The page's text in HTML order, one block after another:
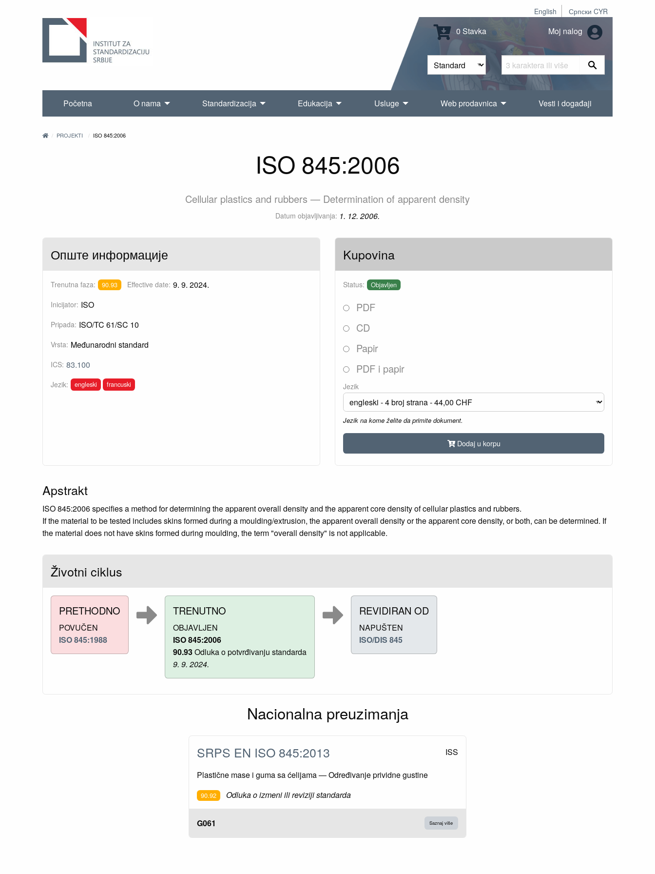
English Српски CYR
0 Stavka Moj nalog
Početna O nama Standardizacija Edukacija Usluge Web prodavnica Vesti i događaji
PROJEKTI ISO 845:2006
ISO 845:2006
Cellular plastics and rubbers — Determination of apparent density
Datum objavljivanja: 1. 12. 2006.
Опште информације
Trenutna faza: 90.93 Effective date: 9. 9. 2024.
Inicijator: ISO
Pripada: ISO/TC 61/SC 10
Vrsta: Međunarodni standard
ICS: 83.100
Jezik: engleski francuski
Kupovina
Status: Objavljen
PDF
CD
Papir
PDF i papir
Jezik
Jezik na kome želite da primite dokument.
Dodaj u korpu
Apstrakt
ISO 845:2006 specifies a method for determining the apparent overall density and the apparent core density of cellular plastics and rubbers.
If the material to be tested includes skins formed during a moulding/extrusion, the apparent overall density or the apparent core density, or both, can be determined. If
the material does not have skins formed during moulding, the term "overall density" is not applicable.
Životni ciklus
PRETHODNO
POVUČEN
ISO 845:1988
TRENUTNO
OBJAVLJEN
ISO 845:2006
90.93Odluka o potvrđivanju standarda
9. 9. 2024.
REVIDIRAN OD
NAPUŠTEN
ISO/DIS 845
Nacionalna preuzimanja
SRPS EN ISO 845:2013 ISS
Plastične mase i guma sa ćelijama — Određivanje prividne gustine
90.92 Odluka o izmeni ili reviziji standarda
G061 Saznaj više